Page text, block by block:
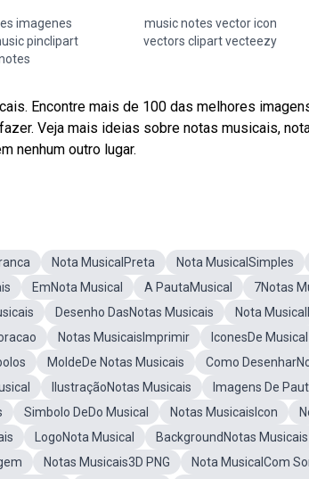
imagenes
pinclipart
music notes vector icon
vectors clipart vecteezy
Encontre mais de 100 das melhores
Veja mais ideias sobre notas musicais,
nenhum outro lugar.
Nota MusicalPreta Nota MusicalSimples
EmNota Musical A PautaMusical 7Notas
Desenho DasNotas Musicais Nota
Notas MusicaisImprimir IconesDe Musical
MoldeDe Notas Musicais
Como
IlustraçãoNotas Musicais
Imagens De
Simbolo DeDo Musical Notas MusicaisIcon
LogoNota Musical
BackgroundNotas Musicais
Notas Musicais3D PNG Nota MusicalCom